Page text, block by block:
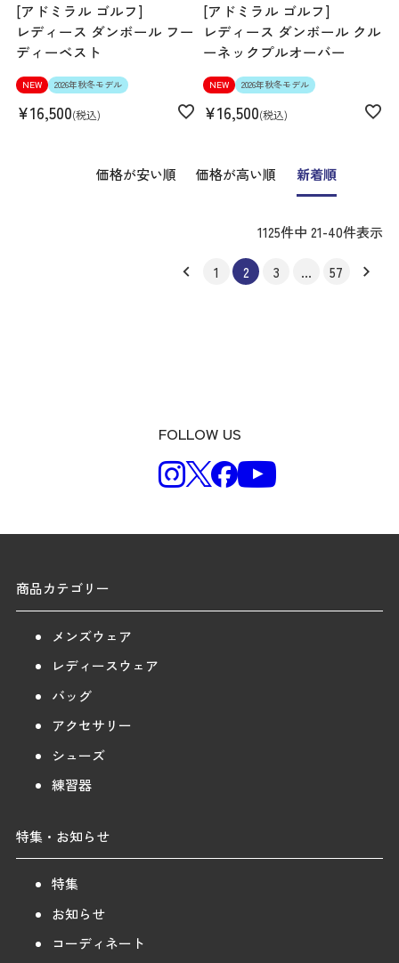
[アドミラル ゴルフ]
レディース ダンボール フー
ディーベスト
NEW 2026年秋冬モデル
¥16,500 税込
[アドミラル ゴルフ]
レディース ダンボール クル
ーネックプルオーバー
NEW 2026年秋冬モデル
¥16,500 税込
価格が安い順 価格が高い順 新着順
1125件中 21-40件表示
1 2 3 … 57
FOLLOW US
商品カテゴリー
メンズウェア
レディースウェア
バッグ
アクセサリー
シューズ
練習器
特集・お知らせ
特集
お知らせ
コーディネート